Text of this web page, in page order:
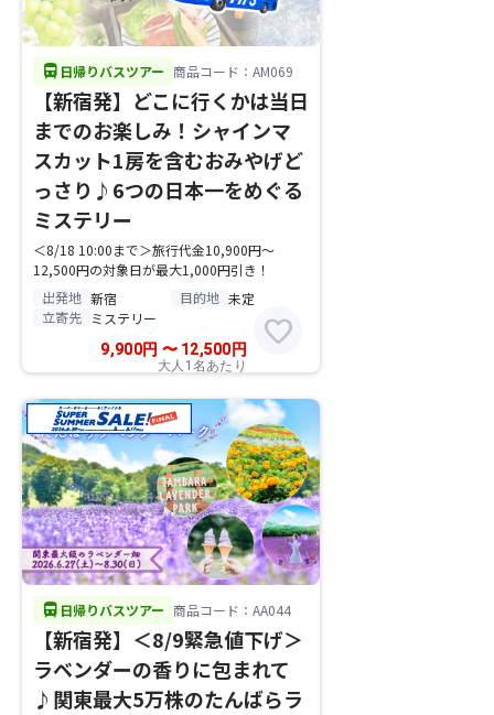
directions_bus 日帰りバスツアー 商品コード：AM069
【新宿発】どこに行くかは当日
までのお楽しみ！シャインマ
スカット1房を含むおみやげど
っさり♪6つの日本一をめぐる
ミステリー
＜8/18 10:00まで＞旅行代金10,900円～
12,500円の対象日が最大1,000円引き！
出発地 新宿 目的地 未定
立寄先 ミステリー
9,900円 〜12,500円
大人1名あたり
favorite
directions_bus 日帰りバスツアー 商品コード：AA044
【新宿発】＜8/9緊急値下げ＞
ラベンダーの香りに包まれて
♪関東最大5万株のたんばらラ